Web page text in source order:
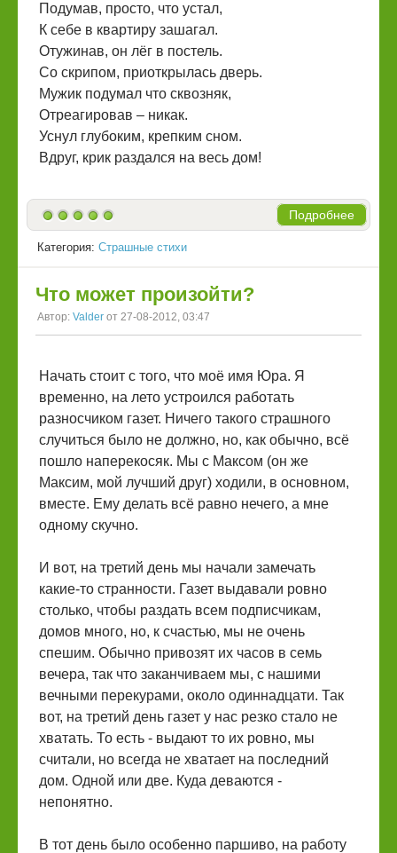
Подумав, просто, что устал,
К себе в квартиру зашагал.
Отужинав, он лёг в постель.
Со скрипом, приоткрылась дверь.
Мужик подумал что сквозняк,
Отреагировав – никак.
Уснул глубоким, крепким сном.
Вдруг, крик раздался на весь дом!
Подробнее
Категория: Страшные стихи
Что может произойти?
Автор: Valder от 27-08-2012, 03:47
Начать стоит с того, что моё имя Юра. Я
временно, на лето устроился работать
разносчиком газет. Ничего такого страшного
случиться было не должно, но, как обычно, всё
пошло наперекосяк. Мы с Максом (он же
Максим, мой лучший друг) ходили, в основном,
вместе. Ему делать всё равно нечего, а мне
одному скучно.
И вот, на третий день мы начали замечать
какие-то странности. Газет выдавали ровно
столько, чтобы раздать всем подписчикам,
домов много, но, к счастью, мы не очень
спешим. Обычно привозят их часов в семь
вечера, так что заканчиваем мы, с нашими
вечными перекурами, около одиннадцати. Так
вот, на третий день газет у нас резко стало не
хватать. То есть - выдают то их ровно, мы
считали, но всегда не хватает на последний
дом. Одной или две. Куда деваются -
непонятно.
В тот день было особенно паршиво, на работу